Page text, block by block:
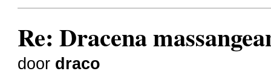
Re: Dracena
door draco